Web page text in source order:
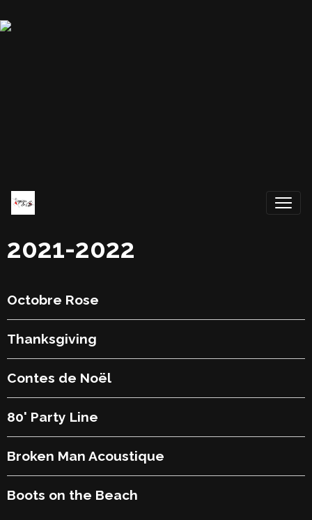
2021-2022
Octobre Rose
Thanksgiving
Contes de Noël
80' Party Line
Broken Man Acoustique
Boots on the Beach